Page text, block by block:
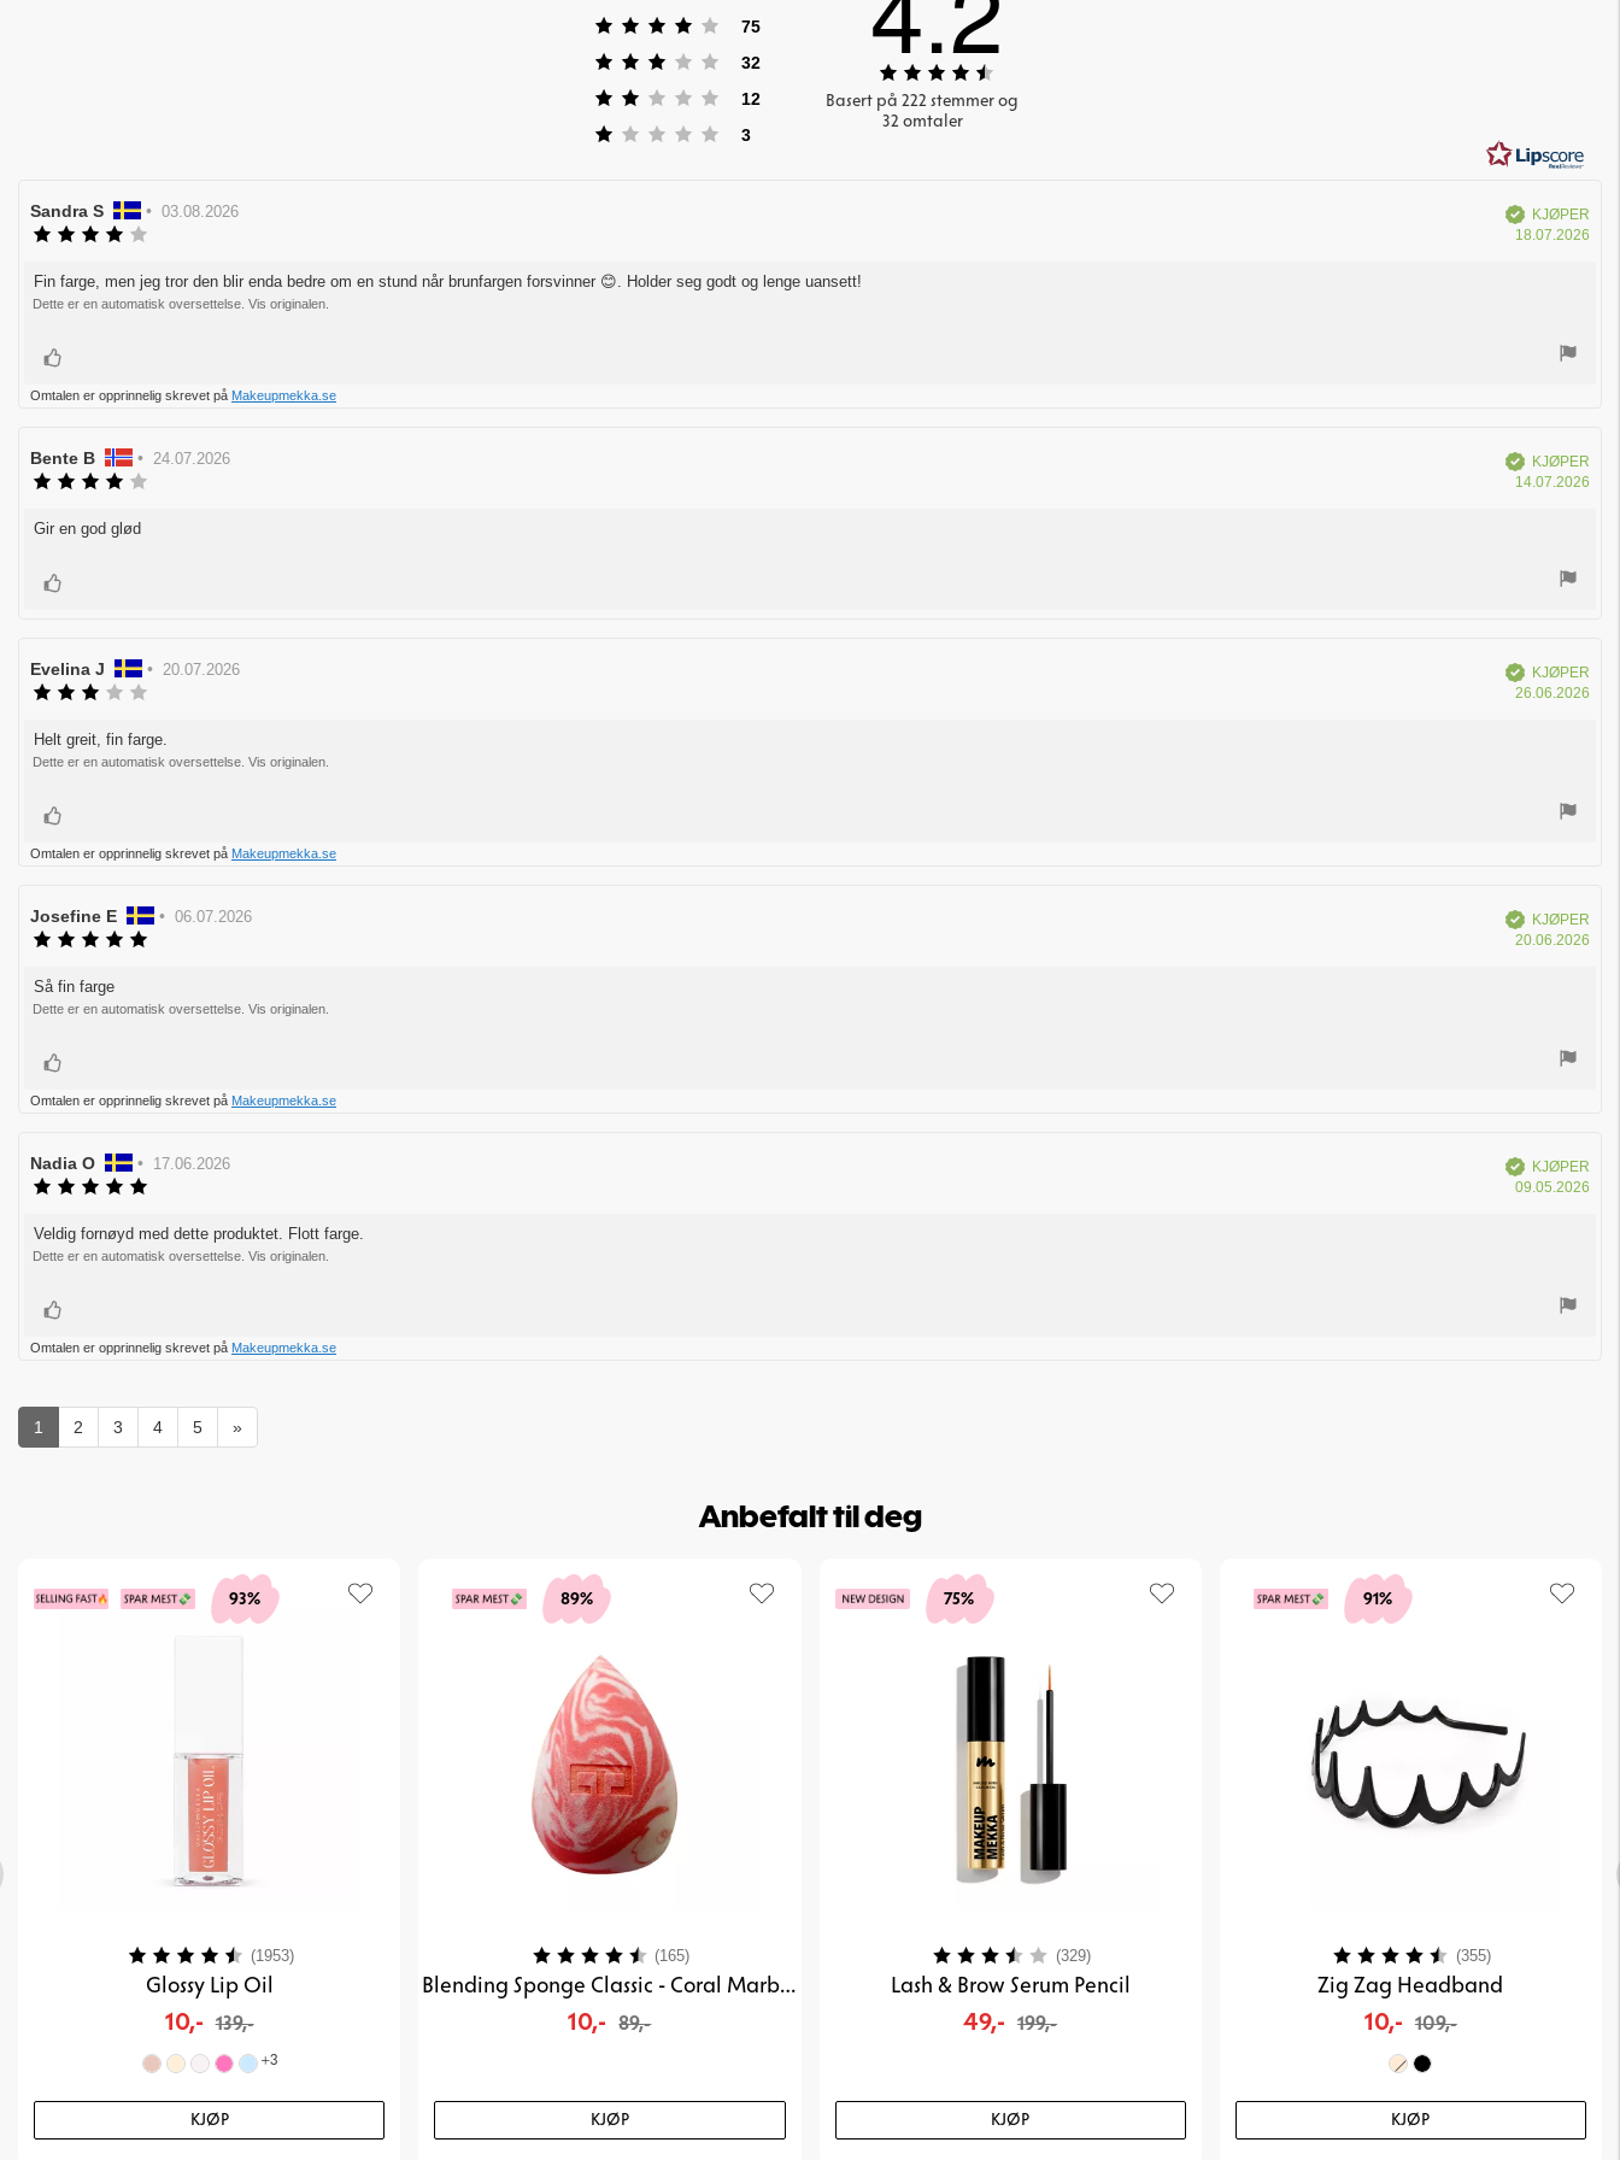
Karakter: 4 av 5 mulige
75
Karakter: 3 av 5 mulige
32
Karakter: 2 av 5 mulige
12 stemmer
Karakter: 1 av 5 mulige
3
av
Basert på 222 stemmer og
32 omtaler
Forfatter:
Sandra S • Omtaledato:
03.08.2026
5
mulige
Verifisert
KJØPER
18.07.2026
Omtaletekst:
Fin farge, men jeg tror den blir enda bedre om en stund når brunfargen forsvinner 😊. Holder seg godt og lenge uansett!
Dette er en automatisk oversettelse. Vis originalen.
Liker
Omtalen er opprinnelig skrevet på Makeupmekka.se
Forfatter:
Bente B • Omtaledato:
24.07.2026 Verifisert
KJØPER
14.07.2026
Omtaletekst:
Gir en god glød
Liker
Forfatter:
Evelina J • Omtaledato:
20.07.2026
5
mulige
Verifisert
KJØPER
26.06.2026
Omtaletekst:
Helt greit, fin farge.
Dette er en automatisk oversettelse. Vis originalen.
Liker
Omtalen er opprinnelig skrevet på Makeupmekka.se
Forfatter:
Josefine E • Omtaledato:
06.07.2026
mulige
Verifisert
KJØPER
20.06.2026
Omtaletekst:
Så fin farge
Dette er en automatisk oversettelse. Vis originalen.
Liker
Omtalen er opprinnelig skrevet på Makeupmekka.se
Forfatter:
Nadia O • Omtaledato:
17.06.2026
av
5
mulige
Verifisert
KJØPER
09.05.2026
Omtaletekst:
Veldig fornøyd med dette produktet. Flott farge.
Dette er en automatisk oversettelse. Vis originalen.
Liker
Omtalen er opprinnelig skrevet på Makeupmekka.se
1 2 3 4 5 »
Anbefalt til deg
93%
Glossy Lip Oil
10,- 139,-
+3
KJØP
Karakter: (1953)4.2 av 5 mulige
89%
Blending Sponge Classic - Coral Marble
10,- 89,-
KJØP
Karakter: (165)
75%
Lash & Brow Serum Pencil
49,- 199,-
KJØP
Karakter: (329)3.9 av 5 mulige
91%
Zig Zag Headband
10,- 109,-
KJØP
Karakter: (355)4.2 av 5 mulige